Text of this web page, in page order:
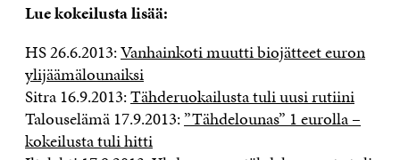
Lue kokeilusta lisää:
HS 26.6.2013:Vanhainkoti muutti biojätteet euron
ylijäämälounaiksi
Sitra 16.9.2013:Tähderuokailusta tuli uusi rutiini
Talouselämä 17.9.2013:”Tähdelounas” 1 eurolla –
kokeilusta tuli hitti